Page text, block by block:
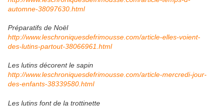
automne-38097630.html
Préparatifs de Noël
http://www.leschroniquesdefrimousse.com/article-elles-voient-
des-lutins-partout-38066961.html
Les lutins décorent le sapin
http://www.leschroniquesdefrimousse.com/article-mercredi-jour-
des-enfants-38339580.html
Les lutins font de la trottinette